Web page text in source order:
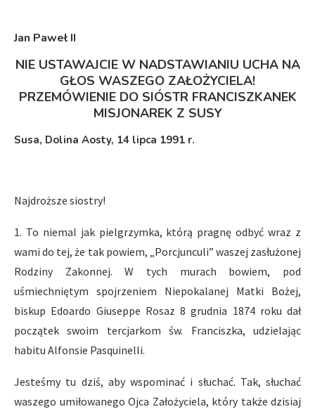
Jan Paweł II
NIE USTAWAJCIE W NADSTAWIANIU UCHA NA
GŁOS WASZEGO ZAŁOŻYCIELA!
PRZEMÓWIENIE DO SIÓSTR FRANCISZKANEK
MISJONAREK Z SUSY
Susa, Dolina Aosty, 14 lipca 1991 r.
Najdroższe siostry!
1. To niemal jak pielgrzymka, którą pragnę odbyć wraz z
wami do tej, że tak powiem, „Porcjunculi” waszej zasłużonej
Rodziny Zakonnej. W tych murach bowiem, pod
uśmiechniętym spojrzeniem Niepokalanej Matki Bożej,
biskup Edoardo Giuseppe Rosaz 8 grudnia 1874 roku dał
początek swoim tercjarkom św. Franciszka, udzielając
habitu Alfonsie Pasquinelli.
Jesteśmy tu dziś, aby wspominać i słuchać. Tak, słuchać
waszego umiłowanego Ojca Założyciela, który także dzisiaj